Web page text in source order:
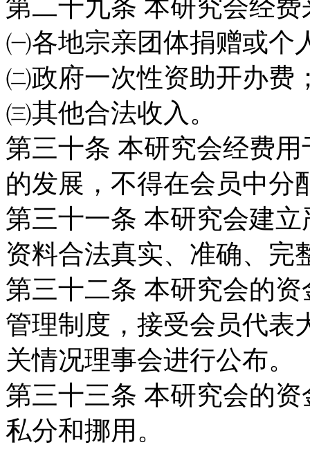
第二十九条 本研究会经费
㈠各地宗亲团体捐赠或个
㈡政府一次性资助开办费
㈢其他合法收入。
第三十条 本研究会经费
的发展，不得在会员中分
第三十一条 本研究会建
资料合法真实、 准确、完
第三十二条 本研究会的
管理制度，接受会员代表
关情况理事会进行公布。
第三十三条 本研究会的
私分和挪用。